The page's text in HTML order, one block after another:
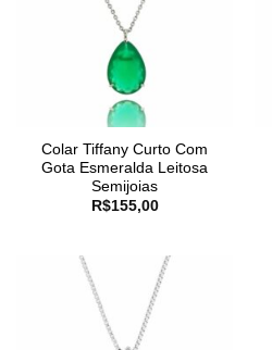
Colar Tiffany Curto Com
Gota Esmeralda Leitosa
Semijoias
R$155,00